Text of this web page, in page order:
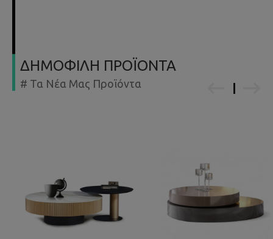
ΔΗΜΟΦΙΛΗ ΠΡΟΪΟΝΤΑ
# Τα Νέα Μας Προϊόντα